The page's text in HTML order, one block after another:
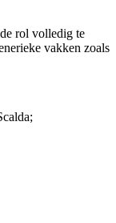
rol volledig te
vakken zoals